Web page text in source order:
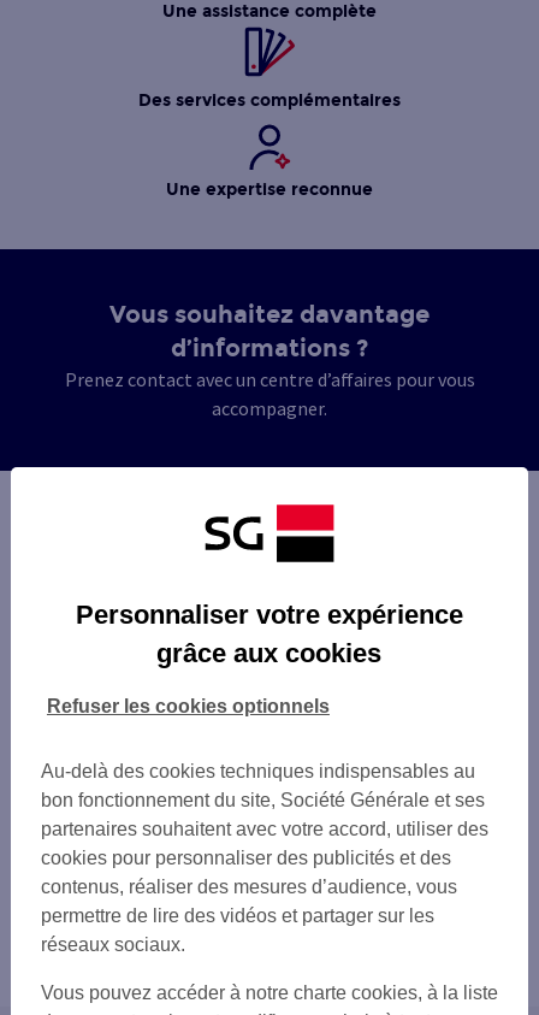
Une assistance complète
Des services complémentaires
Une expertise reconnue
Vous souhaitez davantage
d’informations ?
Prenez contact avec un centre d’affaires pour vous
accompagner.
Personnaliser votre expérience
grâce aux cookies
Au-delà des cookies techniques indispensables au
bon fonctionnement du site, Société Générale et ses
partenaires souhaitent avec votre accord, utiliser des
cookies pour personnaliser des publicités et des
contenus, réaliser des mesures d’audience, vous
permettre de lire des vidéos et partager sur les
réseaux sociaux.
Vous pouvez accéder à notre charte cookies, à la liste
Refuser les cookies optionnels